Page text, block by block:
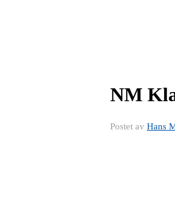
NM
Postet av Hans